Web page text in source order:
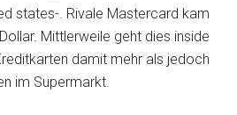
states-. Rivale Mastercard kam
Mittlerweile geht dies inside
damit mehr als jedoch
im Supermarkt.